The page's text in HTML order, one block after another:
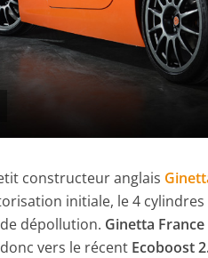
constructeur anglais
initiale, le 4 cylindres
dépollution. Ginetta France
vers le récent Ecoboost